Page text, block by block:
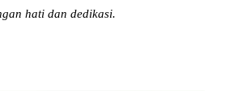
hati dan dedikasi.